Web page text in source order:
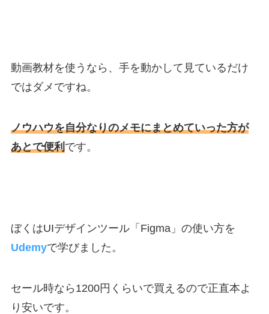
動画教材を使うなら、手を動かして見ているだけ
ではダメですね。
ノウハウを自分なりのメモにまとめていった方が
あとで便利です。
ぼくはUIデザインツール「Figma」の使い方を
Udemyで学びました。
セール時なら1200円くらいで買えるので正直本よ
り安いです。